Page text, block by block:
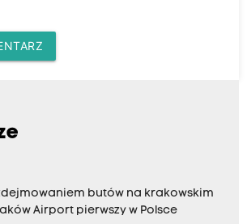
butów na krakowskim
Airport pierwszy w Polsce